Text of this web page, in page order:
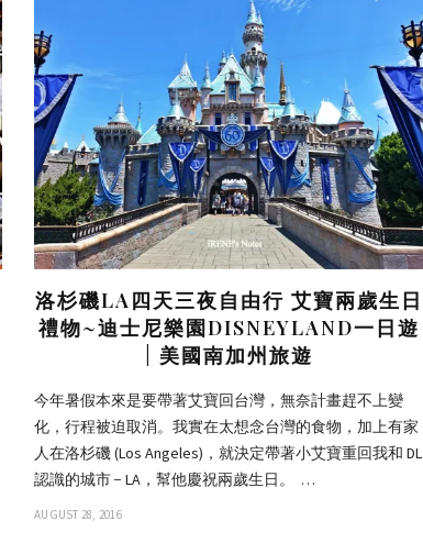
洛杉磯LA四天三夜自由行 艾寶兩歲生日
禮物~迪士尼樂園DISNEYLAND一日遊
| 美國南加州旅遊
今年暑假本來是要帶著艾寶回台灣，無奈計畫趕不上變
化，行程被迫取消。我實在太想念台灣的食物，加上有家
人在洛杉磯 (Los Angeles)，就決定帶著小艾寶重回我和 DL
認識的城市 − LA，幫他慶祝兩歲生日。 …
AUGUST 28, 2016